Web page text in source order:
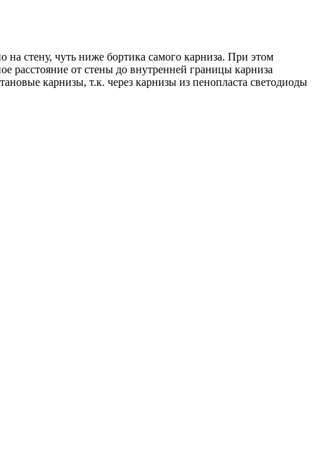
на стену, чуть ниже бортика самого карниза. При этом
расстояние от стены до внутренней границы карниза
карнизы, т.к. через карнизы из пенопласта светодиоды